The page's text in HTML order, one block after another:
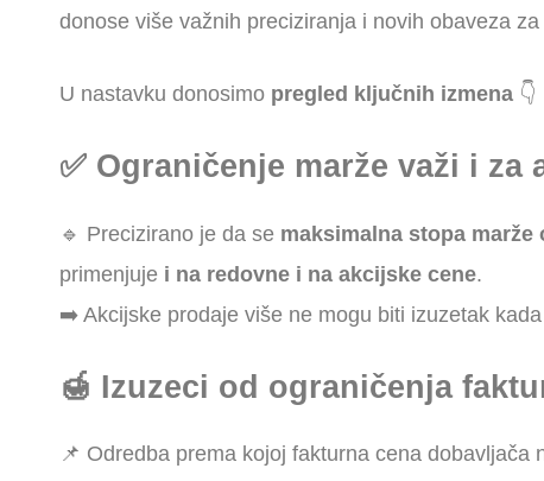
donose više važnih preciziranja i novih obaveza
U nastavku donosimo pregled ključnih izmena 👇
✅ Ograničenje marže važi i za
🔹 Precizirano je da se maksimalna stopa
primenjuje i na redovne i na akcijske cene.
➡️ Akcijske prodaje više ne mogu biti izuzetak
🍯 Izuzeci od ograničenja
📌 Odredba prema kojoj fakturna cena dobavljača